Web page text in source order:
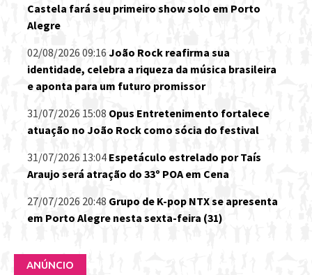
Castela fará seu primeiro show solo em Porto
Alegre
02/08/2026 09:16 João Rock reafirma sua
identidade, celebra a riqueza da música brasileira
e aponta para um futuro promissor
31/07/2026 15:08 Opus Entretenimento fortalece
atuação no João Rock como sócia do festival
31/07/2026 13:04 Espetáculo estrelado por Taís
Araujo será atração do 33º POA em Cena
27/07/2026 20:48 Grupo de K-pop NTX se apresenta
em Porto Alegre nesta sexta-feira (31)
ANÚNCIO